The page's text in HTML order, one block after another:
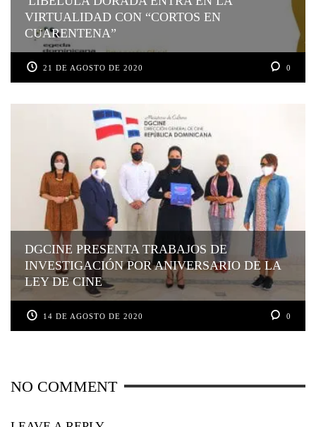
VIRTUALIDAD CON “CORTOS EN
CUARENTENA”
21 DE AGOSTO DE 2020 0
DGCINE PRESENTA TRABAJOS DE
INVESTIGACIÓN POR ANIVERSARIO DE LA
LEY DE CINE
14 DE AGOSTO DE 2020 0
NO COMMENT